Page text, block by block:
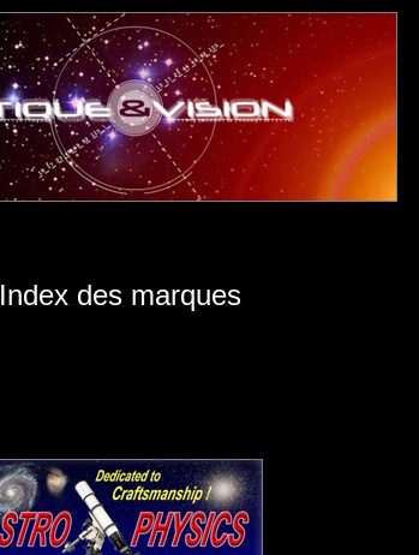
Index des marques